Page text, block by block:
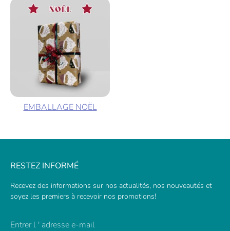
EMBALLAGE NOËL
RESTEZ INFORMÉ
Recevez des informations sur nos actualités, nos nouveautés et
soyez les premiers à recevoir nos promotions!
Entrer l ' adresse e-mail